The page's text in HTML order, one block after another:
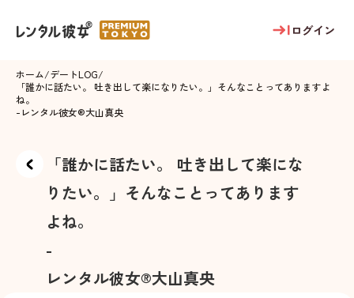
ログイン
ホーム/デートLOG/
「誰かに話たい。 吐き出して楽になりたい。」そんなことってありますよ
ね。
-レンタル彼女®大山真央
「誰かに話たい。 吐き出して楽にな
りたい。」そんなことってあります
よね。
-
レンタル彼女®大山真央